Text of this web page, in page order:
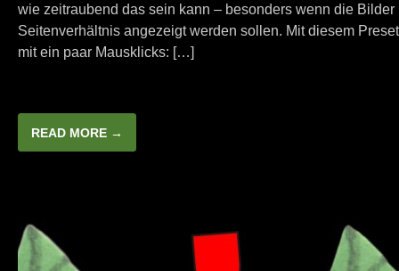
wie zeitraubend das sein kann – besonders wenn die Bilder
Seitenverhältnis angezeigt werden sollen. Mit diesem
mit ein paar Mausklicks: […]
READ MORE →